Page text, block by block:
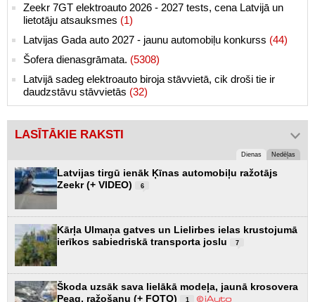
Zeekr 7GT elektroauto 2026 - 2027 tests, cena Latvijā un
lietotāju atsauksmes (1)
Latvijas Gada auto 2027 - jaunu automobiļu konkurss (44)
Šofera dienasgrāmata. (5308)
Latvijā sadeg elektroauto biroja stāvvietā, cik droši tie ir
daudzstāvu stāvvietās (32)
LASĪTĀKIE RAKSTI
Dienas Nedēļas
Latvijas tirgū ienāk Ķīnas automobiļu ražotājs
Zeekr (+ VIDEO)
6
Kārļa Ulmaņa gatves un Lielirbes ielas krustojumā
ierīkos sabiedriskā transporta joslu
7
Škoda uzsāk sava lielākā modeļa, jaunā krosovera
Peaq, ražošanu (+ FOTO)
1